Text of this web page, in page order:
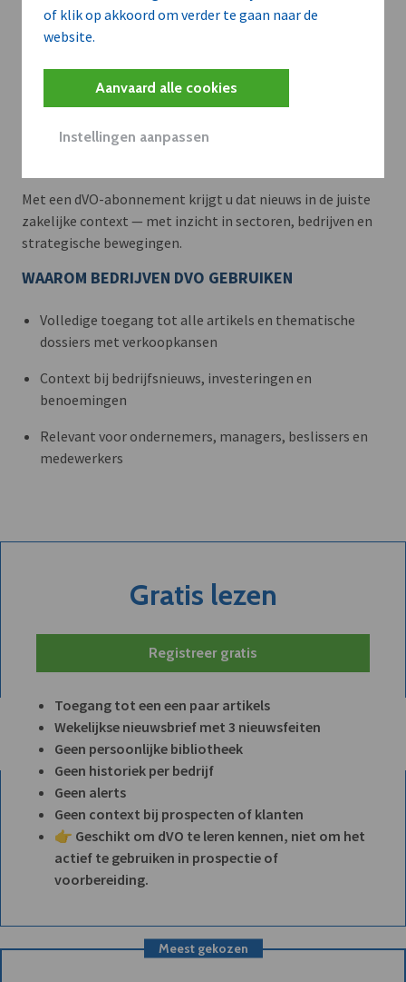
of klik op akkoord om verder te gaan naar de
website.
Aanvaard alle cookies
Instellingen aanpassen
Meer context. Dieper begrip.
Met een dVO-abonnement krijgt u dat nieuws in de juiste
zakelijke context — met inzicht in sectoren, bedrijven en
strategische bewegingen.
WAAROM BEDRIJVEN DVO GEBRUIKEN
Volledige toegang tot alle artikels en thematische
dossiers met verkoopkansen
Context bij bedrijfsnieuws, investeringen en
benoemingen
Relevant voor ondernemers, managers, beslissers en
medewerkers
Gratis lezen
Registreer gratis
Toegang tot een een paar artikels
Wekelijkse nieuwsbrief met 3 nieuwsfeiten
Geen persoonlijke bibliotheek
Geen historiek per bedrijf
Geen alerts
Geen context bij prospecten of klanten
👉 Geschikt om dVO te leren kennen, niet om het
actief te gebruiken in prospectie of
voorbereiding.
Meest gekozen